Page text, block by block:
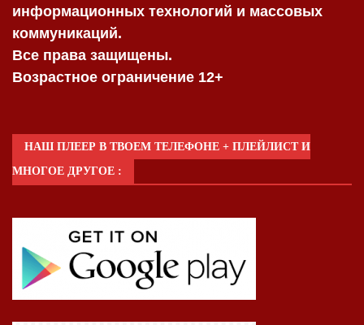
информационных технологий и массовых
коммуникаций.
Все права защищены.
Возрастное ограничение 12+
НАШ ПЛЕЕР В ТВОЕМ ТЕЛЕФОНЕ + ПЛЕЙЛИСТ И
МНОГОЕ ДРУГОЕ :